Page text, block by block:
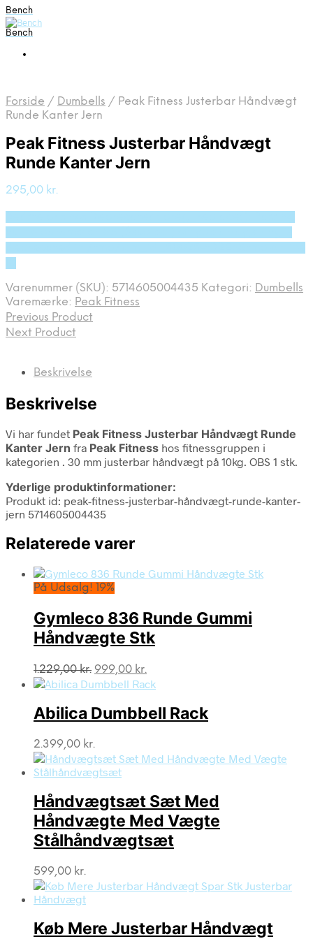
Bench
Bench
Forside / Dumbells / Peak Fitness Justerbar Håndvægt
Runde Kanter Jern
Peak Fitness Justerbar Håndvægt
Runde Kanter Jern
295,00 kr.
Varenummer (SKU): 5714605004435 Kategori: Dumbells
Varemærke: Peak Fitness
Previous Product
Next Product
Beskrivelse
Beskrivelse
Vi har fundet Peak Fitness Justerbar Håndvægt Runde
Kanter Jern fra Peak Fitness hos fitnessgruppen i
kategorien . 30 mm justerbar håndvægt på 10kg. OBS 1 stk.
Yderlige produktinformationer:
Produkt id: peak-fitness-justerbar-håndvægt-runde-kanter-
jern 5714605004435
Relaterede varer
På Udsalg! 19%
Gymleco 836 Runde Gummi
Håndvægte Stk
1.229,00kr. Den
oprindelige
var:
1.229,00 kr..
999,00 kr.
aktuelle
er:
999,00 kr..
Abilica Dumbbell Rack
2.399,00 kr.
Håndvægtsæt Sæt Med
Håndvægte Med Vægte
Stålhåndvægtsæt
599,00 kr.
Køb Mere Justerbar Håndvægt